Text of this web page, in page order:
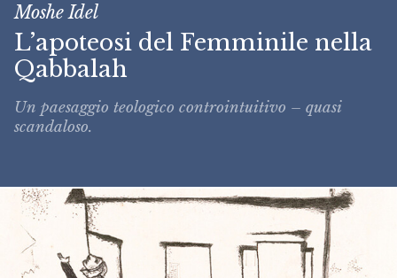
Moshe Idel
L’apoteosi del Femminile nella
Qabbalah
Un paesaggio teologico controintuitivo – quasi
scandaloso.